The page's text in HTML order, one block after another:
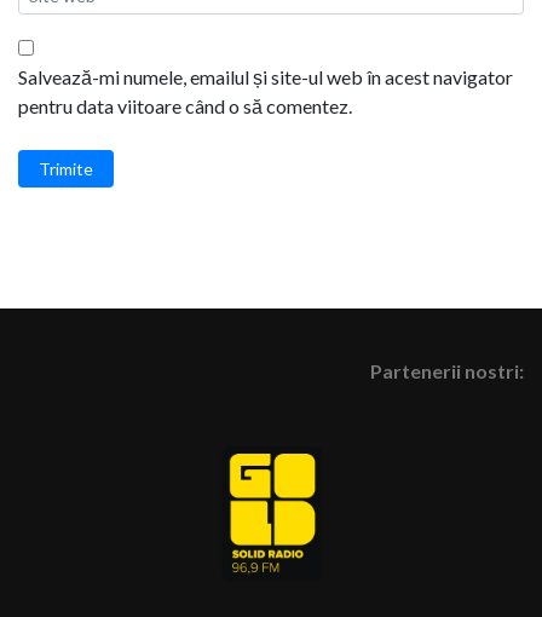
Salvează-mi numele, emailul și site-ul web în acest navigator
pentru data viitoare când o să comentez.
Trimite
Partenerii nostri: